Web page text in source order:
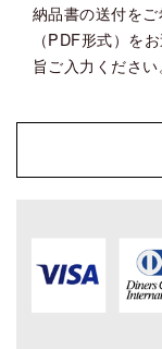
納品書の送付を
（PDF形式）を
旨ご入力ください